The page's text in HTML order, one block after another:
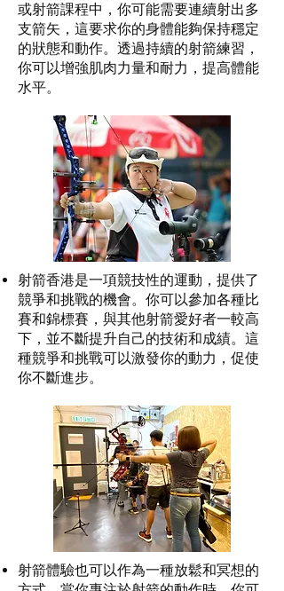
或射箭課程中，你可能需要連續射出多
支箭矢，這要求你的身體能夠保持穩定
的狀態和動作。透過持續的射箭練習，
你可以增強肌肉力量和耐力，提高體能
水平。
射箭香港是一項競技性的運動，提供了
競爭和挑戰的機會。你可以參加各種比
賽和錦標賽，與其他射箭愛好者一較高
下，並不斷提升自己的技術和成績。這
種競爭和挑戰可以激發你的動力，促使
你不斷進步。
射箭體驗也可以作為一種放鬆和冥想的